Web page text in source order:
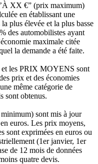
XX €” (prix maximum)
en établissant une
plus élevée et la plus basse
des automobilistes ayant
maximale citée
la demande a été faite.
les PRIX MOYENS sont
prix et des économies
même catégorie de
sont obtenus.
sont mis à jour
euros. Les prix moyens,
sont exprimées en euros ou
(1er janvier, 1er
de 12 mois de données
quatre devis.